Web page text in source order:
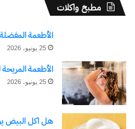
مطبخ واكلات
الأطعمة المفضلة
25 يونيو، 2026
الأطعمة
25 يونيو، 2026
هل اكل البيض